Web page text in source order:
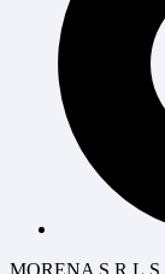
MORENA S.R.L.S.